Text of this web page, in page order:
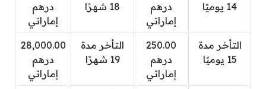
14 يوميًا
درهم
إماراتي
18 شهرًا
درهم
إماراتي
التأخر مدة
15 يوميًا
250.00
درهم
إماراتي
التأخر مدة
19 شهرًا
28,000.00
درهم
إماراتي